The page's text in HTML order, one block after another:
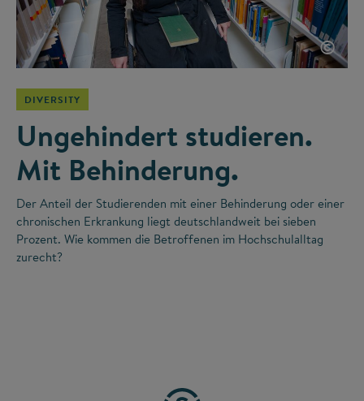
©
DIVERSITY
Ungehindert studieren.
Mit Behinderung.
Der Anteil der Studierenden mit einer Behinderung oder einer
chronischen Erkrankung liegt deutschlandweit bei sieben
Prozent. Wie kommen die Betroffenen im Hochschulalltag
zurecht?